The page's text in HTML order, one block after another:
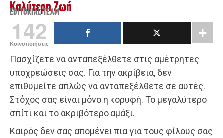
Καλύτερη Ζωή
EDITORIAL TEAM
142
Κοινοποιήσεις
Πασχίζετε να ανταπεξέλθετε στις αμέτρητες
υποχρεώσεις σας. Για την ακρίβεια, δεν
επιθυμείτε απλώς να ανταπεξέλθετε σε αυτές.
Στόχος σας είναι μόνο η κορυφή. Το μεγαλύτερο
σπίτι και το ακριβότερο αμάξι.
Καιρός δεν σας απομένει πια για τους φίλους σας